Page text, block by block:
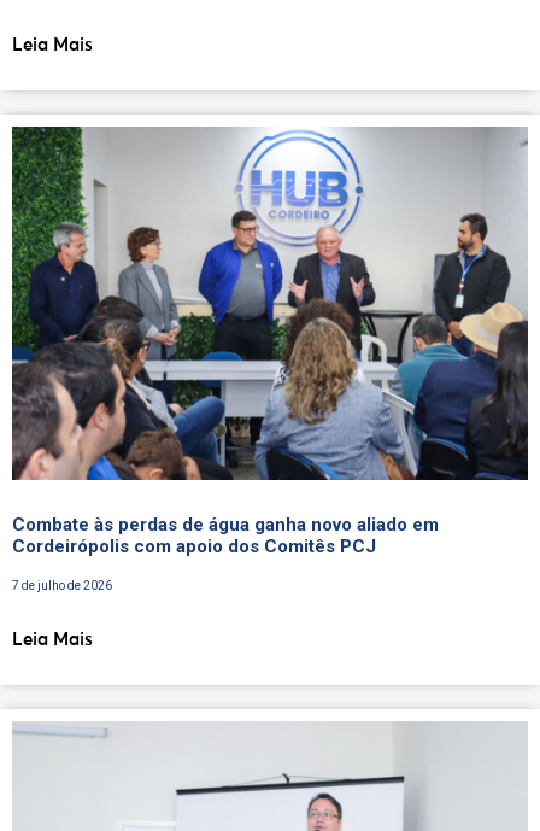
Leia Mais
Combate às perdas de água ganha novo aliado em
Cordeirópolis com apoio dos Comitês PCJ
7 de julho de 2026
Leia Mais